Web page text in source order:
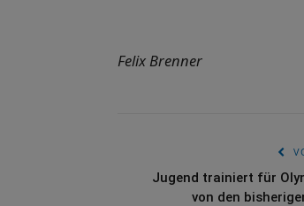
Felix Brenner
Jugend trainiert für
von den